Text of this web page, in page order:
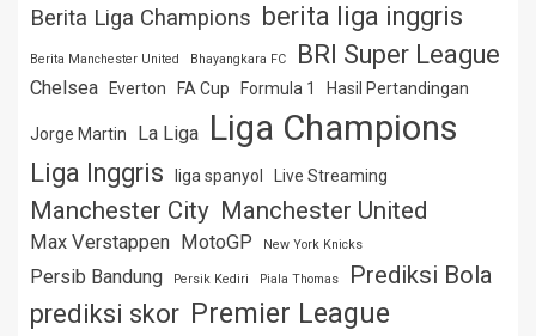
Berita Liga Champions berita liga inggris
Berita Manchester United Bhayangkara FC BRI Super League
Chelsea Everton FA Cup Formula 1 Hasil Pertandingan
Jorge Martin La Liga Liga Champions
Liga Inggris liga spanyol Live Streaming
Manchester City Manchester United
Max Verstappen MotoGP New York Knicks
Persib Bandung Persik Kediri Piala Thomas Prediksi Bola
prediksi skor Premier League